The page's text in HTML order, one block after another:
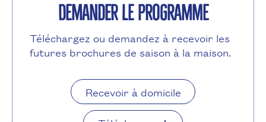
Demander le programme
Téléchargez ou demandez à recevoir les
futures brochures de saison à la maison.
Recevoir à domicile